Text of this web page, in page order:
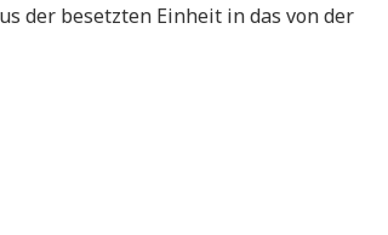
der besetzten Einheit in das von der